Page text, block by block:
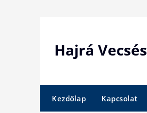
Hajrá Vecsés
Kezdőlap Kapcsolat